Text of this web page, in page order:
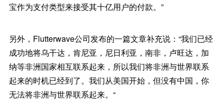
宝作为支付类型来接受其十亿用户的付款。”
另外，Flutterwave公司发布的一篇文章补充说：“我们已经
成功地将乌干达，肯尼亚，尼日利亚，南非，卢旺达，加
纳等非洲国家相互联系起来，所以我们将非洲与世界联系
起来的时机已经到了。我们从美国开始，但没有中国，你
无法将非洲与世界联系起来。“